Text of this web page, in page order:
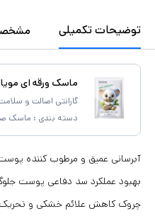
توضیحات تکمیلی
ماسک ورقه ای
گارانتی اصالت و
دسته بندی : ماسک
آبرسانی عمیق و مرطوب کننده
بهبود عملکرد سد دفاعی پوست
چروک کاهش علائم خشکی و